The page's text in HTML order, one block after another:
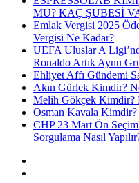
MU? KAÇ ŞUBESİ
Emlak Vergisi 2025
Vergisi Ne Kadar?
UEFA Uluslar A
Ronaldo Artık Aynu
Ehliyet Affı Gündemi
Akın Gürlek Kimdir?
Melih Gökçek Kimdir?
Osman Kavala Kimdir?
CHP 23 Mart Ön
Sorgulama Nasıl